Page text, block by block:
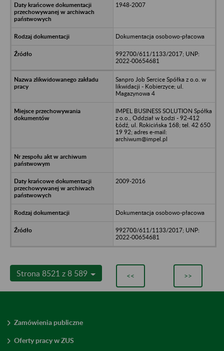
1948-2007
Dokumentacja osobowo-płacowa
992700/611/1133/2017; UNP:
2022-00654681
Sanpro Job Sercice Spółka z o.o. w
likwidacji - Kobierzyce; ul.
Magazynowa 4
IMPEL BUSINESS SOLUTION Spółka
z o.o., Oddział w Łodzi - 92-412
Łódź, ul. Rokicińska 168; tel. 42 650
19 92; adres e-mail:
archiwum@impel.pl
2009-2016
Dokumentacja osobowo-płacowa
992700/611/1133/2017; UNP:
2022-00654681
Strona 8521 z 8 589 << >>
Zamówienia publiczne
Oferty pracy w ZUS